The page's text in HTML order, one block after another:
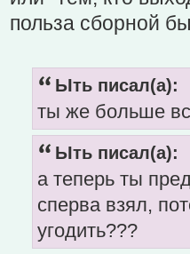
польза сборной
Ыть писал(а):
ты же больше
Ыть писал(а):
а теперь ты
сперва взял,
угодить???